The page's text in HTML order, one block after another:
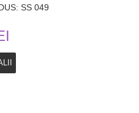
SS 049